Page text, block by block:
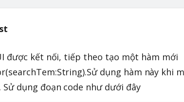
được kết nối, tiếp theo tạo một hàm mới
dụng hàm này khi
Sử dụng đoạn code như dưới đây